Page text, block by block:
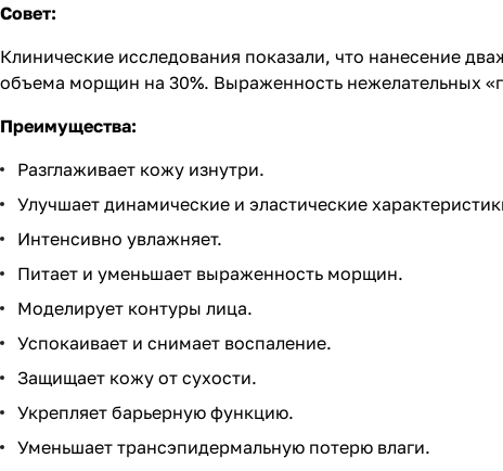
Совет:
Клинические исследования показали, что нанесение
объема морщин на 30%. Выраженность нежелательных
Преимущества:
Разглаживает кожу изнутри.
Улучшает динамические и эластические
Интенсивно увлажняет.
Питает и уменьшает выраженность морщин.
Моделирует контуры лица.
Успокаивает и снимает воспаление.
Защищает кожу от сухости.
Укрепляет барьерную функцию.
Уменьшает трансэпидермальную потерю влаги.